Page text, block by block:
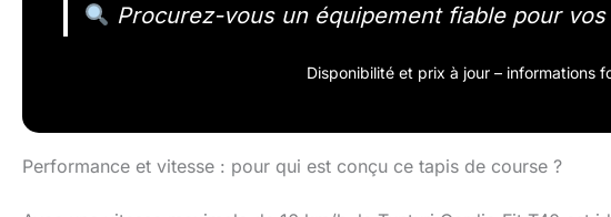
Procurez-vous un équipement fiable pour
Disponibilité et prix à jour – informations
Performance et vitesse : pour qui est conçu ce tapis de course ?